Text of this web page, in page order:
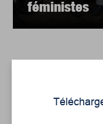
féministes